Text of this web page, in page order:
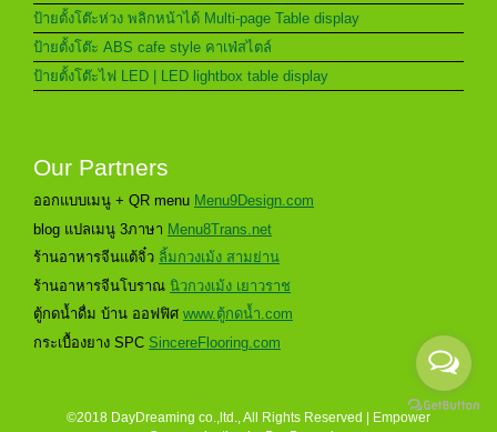
ป้ายตั้งโต๊ะห่วง พลิกหน้าได้ Multi-page Table display
ป้ายตั้งโต๊ะ ABS cafe style คาเฟ่สไตล์
ป้ายตั้งโต๊ะไฟ LED | LED lightbox table display
Our Partners
ออกแบบเมนู + QR menu Menu9Design.com
blog แปลเมนู 3ภาษา Menu8Trans.net
ร้านอาหารจีนแต้จิ๋ว ลิ้มกวงเม้ง สามย่าน
ร้านอาหารจีนโบราณ นิวกวงเม้ง เยาวราช
ตู้กดน้ำดื่ม บ้าน ออฟฟิศ www.ตู้กดน้ำ.com
กระเบื้องยาง SPC SincereFlooring.com
©2018 DayDreaming co.,ltd., All Rights Reserved | Empower